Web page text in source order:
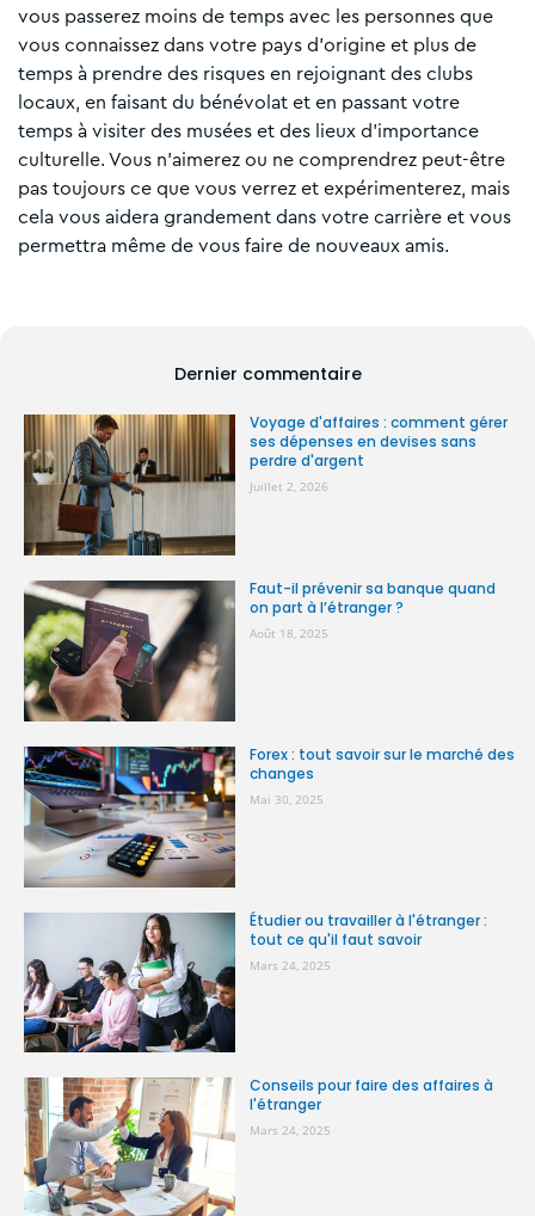
vous passerez moins de temps avec les personnes que
vous connaissez dans votre pays d'origine et plus de
temps à prendre des risques en rejoignant des clubs
locaux, en faisant du bénévolat et en passant votre
temps à visiter des musées et des lieux d'importance
culturelle. Vous n'aimerez ou ne comprendrez peut-être
pas toujours ce que vous verrez et expérimenterez, mais
cela vous aidera grandement dans votre carrière et vous
permettra même de vous faire de nouveaux amis.
Dernier commentaire
Voyage d'affaires : comment gérer
ses dépenses en devises sans
perdre d'argent
Juillet 2, 2026
Faut-il prévenir sa banque quand
on part à l’étranger ?
Août 18, 2025
Forex : tout savoir sur le marché des
changes
Mai 30, 2025
Étudier ou travailler à l'étranger :
tout ce qu'il faut savoir
Mars 24, 2025
Conseils pour faire des affaires à
l'étranger
Mars 24, 2025